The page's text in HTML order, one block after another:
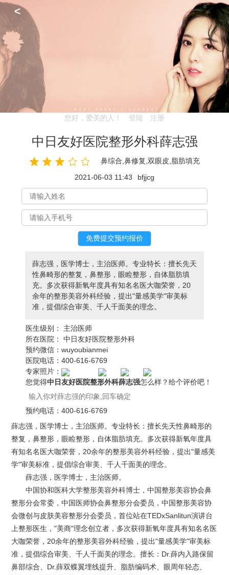
<
您好，爱美的人！ 登陆 注册
中日友好医院整形外科薛志强
鼻综合,鼻修复,双眼皮,脂肪填充
2021-06-03 11:43 bfjjcg
薛志强，医学博士，主治医师。专业特长：擅长先天
性鼻畸形的整复，鼻整形，眼睑整形，自体脂肪填
充。多次获得新氧年度具有知名名医大咖荣誉，20
余年的整形美容外科经验，提出"量感美学"审美标
准，提倡综合审美、千人千面美的理念。
医生级别：
主治医师
所在医院：
中日友好医院整形外科
预约微信：wuyoubianmei
医院电话：400-616-6769
专家照片：
您觉得中日友好医院整形外科薛志强怎么样？给个评价吧！
预约电话：400-616-6769
薛志强，医学博士，主治医师。专业特长：擅长先天性鼻畸形的
整复，鼻整形，眼睑整形，自体脂肪填充。多次获得新氧年度具
有知名名医大咖荣誉，20余年的整形美容外科经验，提出"量感美
学"审美标准，提倡综合审美、千人千面美的理念。
薛志强，医学博士，主治医师。
中国协和医科大学整形美容外科博士，中国整形美容协会鼻
整形分会常委，中国医师协会鼻整形分会委员，中国整形美容协
会微创与皮肤美容整形分会委员，首位站在TEDxSanlitun演讲台
上整形医生，"美商"理念创立者，多次获得新氧年度具有知名名医
大咖荣誉，20余年的整形美容外科经验，提出"量感美学"审美标
准，提倡综合审美、千人千面美的理念。擅长：Dr.薛内入路保留
鼻部综合、Dr.薛双蝶翼埋线提升、脂肪编码术、眼周年轻态、